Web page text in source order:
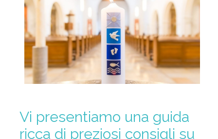
Vi presentiamo una guida
ricca di preziosi consigli su